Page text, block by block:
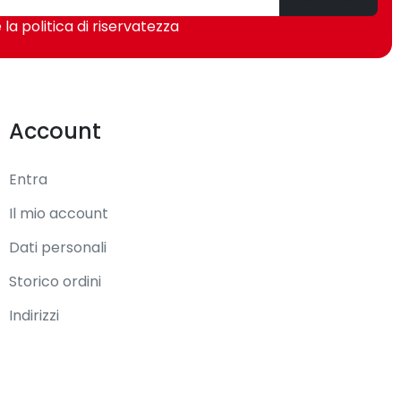
politica di riservatezza
Account
Entra
Il mio account
Dati personali
Storico ordini
Indirizzi